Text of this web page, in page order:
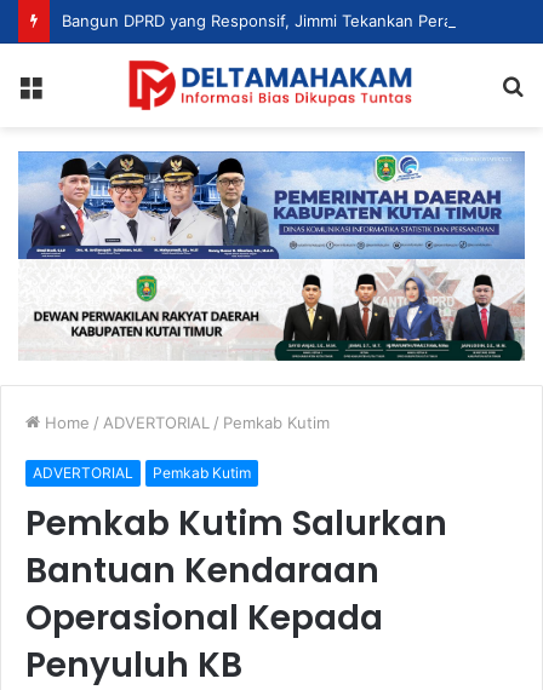
Home / ADVERTORIAL / Pemkab Kutim
ADVERTORIAL Pemkab Kutim
Pemkab Kutim Salurkan
Bantuan Kendaraan
Operasional Kepada
Penyuluh KB